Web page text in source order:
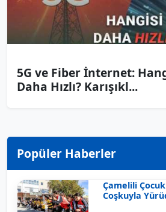
5G ve Fiber İnternet:
Daha Hızlı? Karışıkl...
Popüler Haberler
Çamelili
Coşkuyla